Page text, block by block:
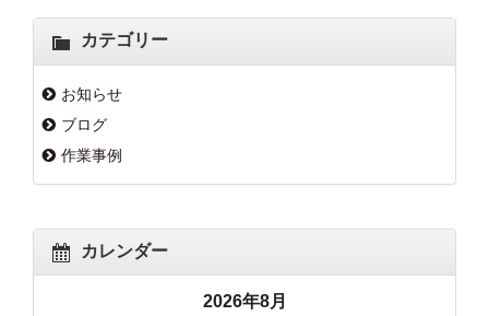
カテゴリー
お知らせ
ブログ
作業事例
カレンダー
2026年8月